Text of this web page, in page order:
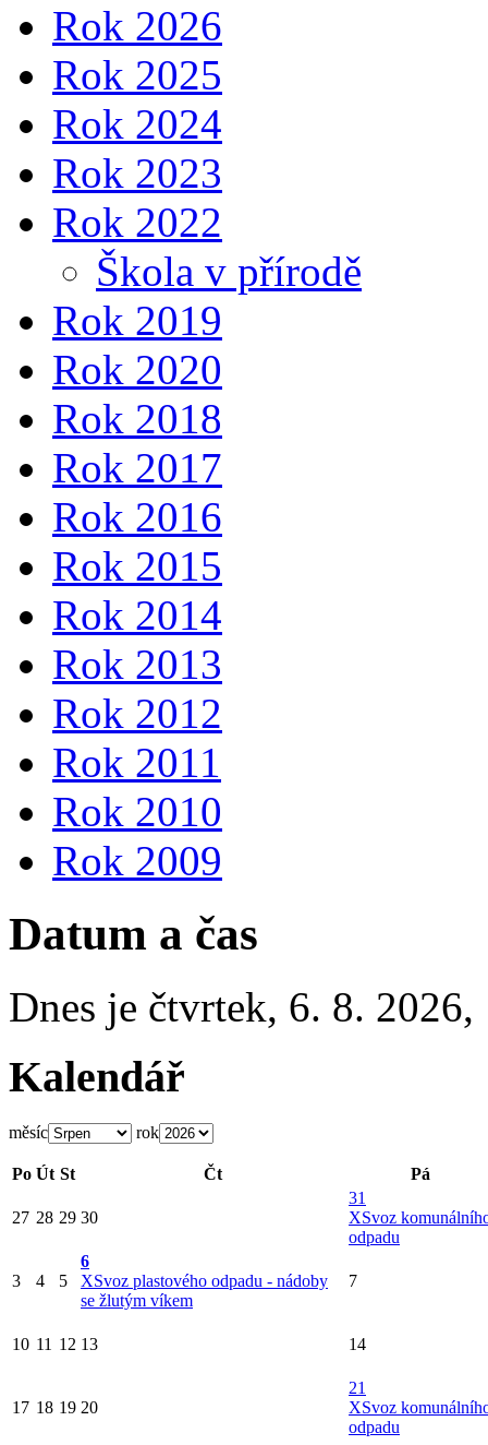
Rok 2026
Rok 2025
Rok 2024
Rok 2023
Rok 2022
Škola v přírodě
Rok 2019
Rok 2020
Rok 2018
Rok 2017
Rok 2016
Rok 2015
Rok 2014
Rok 2013
Rok 2012
Rok 2011
Rok 2010
Rok 2009
Datum a čas
Dnes je čtvrtek, 6. 8. 2026,
Kalendář
měsíc rok
Po Út St Čt Pá
27 28 29 30
31
XSvoz
odpadu
3 4 5
6
XSvoz plastového odpadu - nádoby
se žlutým víkem
7
10 11 12 13 14
17 18 19 20
21
XSvoz
odpadu